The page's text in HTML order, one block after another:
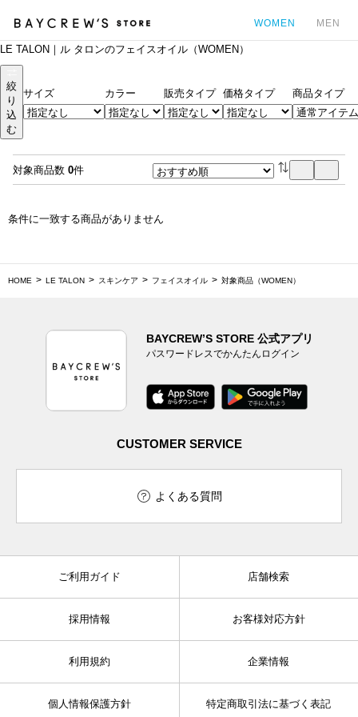
WOMEN MEN
LE TALON｜ル タロンのフェイスオイル（WOMEN）
絞
り
込
む
サイズ カラー 販売タイプ 価格タイプ 商品タイプ
対象商品数 0件
条件に一致する商品がありません
HOME LE TALON スキンケア フェイスオイル 対象商品（WOMEN）
BAYCREW’S STORE 公式アプリ
パスワードレスでかんたんログイン
CUSTOMER SERVICE
よくある質問
ご利用ガイド 店舗検索
採用情報 お客様対応方針
利用規約 企業情報
個人情報保護方針 特定商取引法に基づく表記